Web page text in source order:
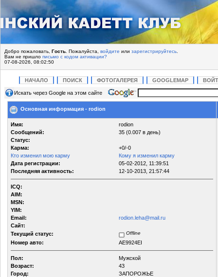
Добро пожаловать, Гость . Пожалуйста, войдите или зарегистрируйтесь
Вам не пришло письмо с кодом активации?
07-08-2026, 08:02:50
НАЧАЛО ПОИСК ФОТОГАЛЕРЕЯ GOOGLEMAP
Искать через Google на этом сайте
Основная информация - rodion
Имя:
rodion
Сообщений:
35 (0.007 в день)
Статус:
Карма:
+0/-0
Кто изменил мою карму
Кому я изменил карму
Дата регистрации:
05-02-2012, 11:39:51
Последняя активность:
12-10-2013, 21:57:44
ICQ:
AIM:
MSN:
YIM:
Email:
rodion.leha@mail.ru
Сайт:
Текущий статус:
Offline
Номер авто: AE9924EI
Пол:
Мужской
Возраст:
43
Город:
ЗАПОРОЖЬЕ